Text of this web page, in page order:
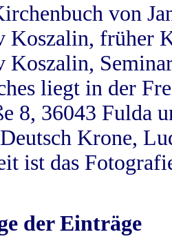
von
Koszalin, früher
Koszalin,
liegt in der
8, 36043 Fulda
Krone,
ist das
der Einträge